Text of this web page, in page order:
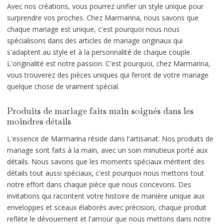
Avec nos créations, vous pourrez unifier un style unique pour
surprendre vos proches. Chez Marmarina, nous savons que
chaque mariage est unique, c'est pourquoi nous nous
spécialisons dans des articles de mariage originaux qui
s'adaptent au style et à la personnalité de chaque couple.
L'originalité est notre passion. C'est pourquoi, chez Marmarina,
vous trouverez des pièces uniques qui feront de votre mariage
quelque chose de vraiment spécial.
Produits de mariage faits main soignés dans les
moindres détails
L'essence de Marmarina réside dans l'artisanat. Nos produits de
mariage sont faits à la main, avec un soin minutieux porté aux
détails. Nous savons que les moments spéciaux méritent des
détails tout aussi spéciaux, c'est pourquoi nous mettons tout
notre effort dans chaque pièce que nous concevons. Des
invitations qui racontent votre histoire de manière unique aux
enveloppes et sceaux élaborés avec précision, chaque produit
reflète le dévouement et l'amour que nous mettons dans notre